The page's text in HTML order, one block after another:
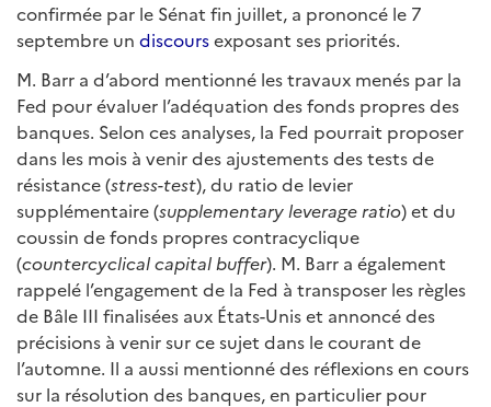
confirmée par le Sénat fin juillet, a prononcé le 7
septembre un discoursexposant ses priorités.
M. Barr a d’abord mentionné les travaux menés par la
Fed pour évaluer l’adéquation des fonds propres des
banques. Selon ces analyses, la Fed pourrait proposer
dans les mois à venir des ajustements des tests de
résistance (stress-test), du ratio de levier
supplémentaire (supplementary leverage ratio) et du
coussin de fonds propres contracyclique
(countercyclical capital buffer). M. Barr a également
rappelé l’engagement de la Fed à transposer les règles
de Bâle III finalisées aux États-Unis et annoncé des
précisions à venir sur ce sujet dans le courant de
l’automne. Il a aussi mentionné des réflexions en cours
sur la résolution des banques, en particulier pour